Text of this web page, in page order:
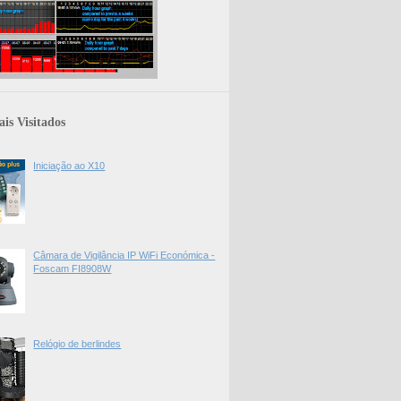
Visitados
Iniciação ao X10
Câmara de Vigilância IP WiFi Económica -
Foscam FI8908W
Relógio de berlindes